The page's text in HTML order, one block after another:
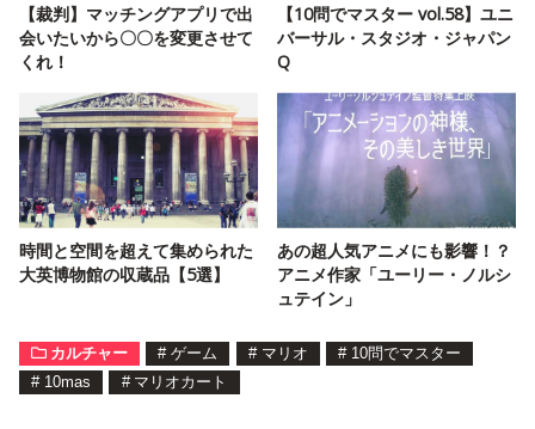
【裁判】マッチングアプリで出
会いたいから〇〇を変更させて
くれ！
【10問でマスター vol.58】ユニ
バーサル・スタジオ・ジャパン
Q
時間と空間を超えて集められた
大英博物館の収蔵品【5選】
あの超人気アニメにも影響！？
アニメ作家「ユーリー・ノルシ
ュテイン」
カルチャー # ゲーム # マリオ # 10問でマスター
# 10mas # マリオカート